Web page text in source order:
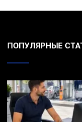
ПОПУЛЯРНЫЕ